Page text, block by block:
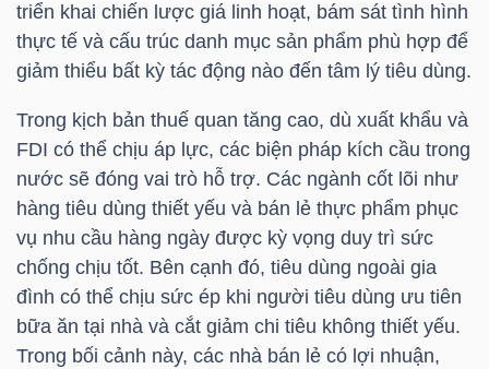
triển khai chiến lược giá linh hoạt, bám sát tình hình
thực tế và cấu trúc danh mục sản phẩm phù hợp để
giảm thiểu bất kỳ tác động nào đến tâm lý tiêu dùng.
Trong kịch bản thuế quan tăng cao, dù xuất khẩu và
FDI có thể chịu áp lực, các biện pháp kích cầu trong
nước sẽ đóng vai trò hỗ trợ. Các ngành cốt lõi như
hàng tiêu dùng thiết yếu và bán lẻ thực phẩm phục
vụ nhu cầu hàng ngày được kỳ vọng duy trì sức
chống chịu tốt. Bên cạnh đó, tiêu dùng ngoài gia
đình có thể chịu sức ép khi người tiêu dùng ưu tiên
bữa ăn tại nhà và cắt giảm chi tiêu không thiết yếu.
Trong bối cảnh này, các nhà bán lẻ có lợi nhuận,
NGÀNH
DOANH
NGHIỆP
CỔ
PHIẾU